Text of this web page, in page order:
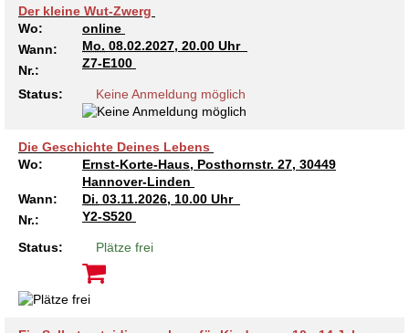
Der kleine Wut-Zwerg
Wo:
online
Wann:
Mo. 08.02.2027, 20.00 Uhr
Nr.:
Z7-E100
Status: Keine Anmeldung möglich
Die Geschichte Deines Lebens
Wo:
Ernst-Korte-Haus, Posthornstr. 27, 30449
Hannover-Linden
Wann:
Di. 03.11.2026, 10.00 Uhr
Nr.:
Y2-S520
Status: Plätze frei